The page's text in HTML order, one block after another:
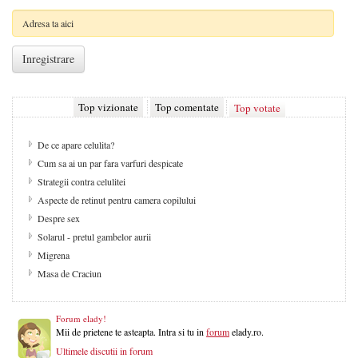
Top vizionate Top comentate Top votate
De ce apare celulita?
Cum sa ai un par fara varfuri despicate
Strategii contra celulitei
Aspecte de retinut pentru camera copilului
Despre sex
Solarul - pretul gambelor aurii
Migrena
Masa de Craciun
Forum elady!
Mii de prietene te asteapta. Intra si tu inforumelady.ro.
Ultimele discutii in forum